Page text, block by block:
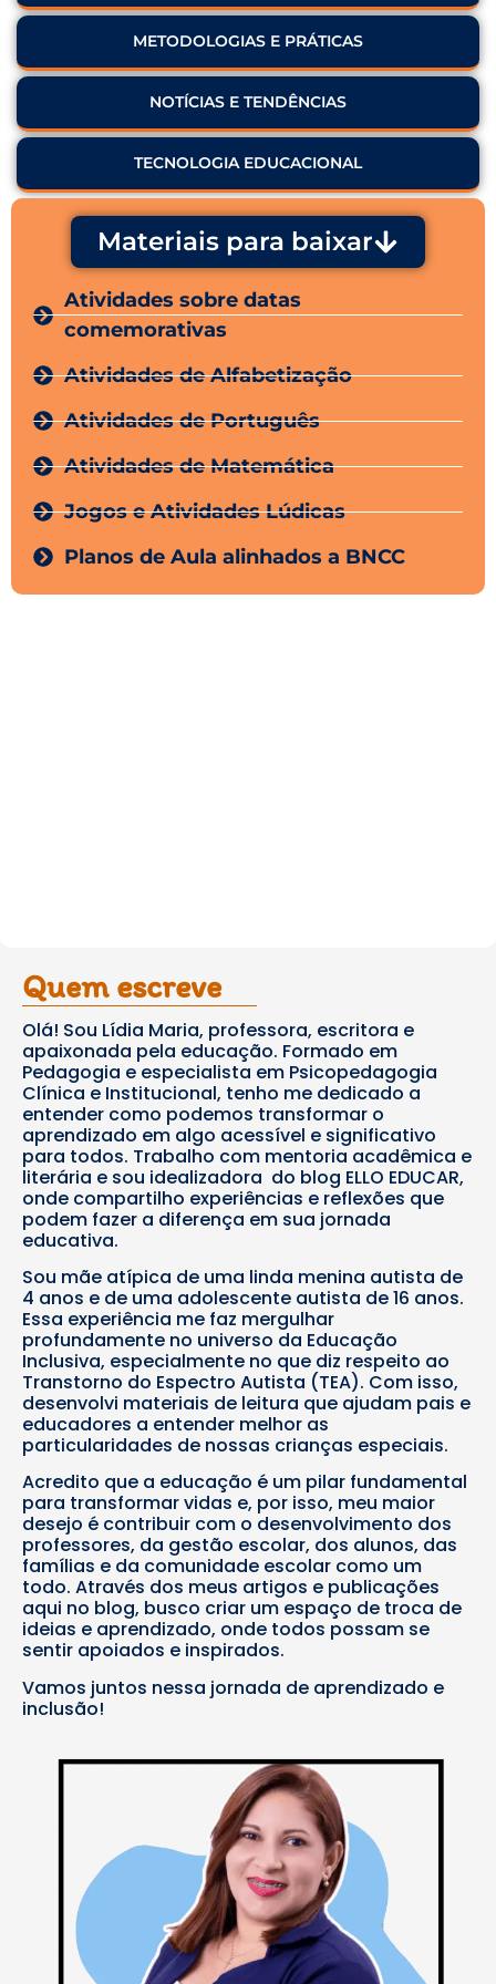
METODOLOGIAS E PRÁTICAS
NOTÍCIAS E TENDÊNCIAS
TECNOLOGIA EDUCACIONAL
Materiais para baixar
Atividades sobre datas
comemorativas
Atividades de Alfabetização
Atividades de Português
Atividades de Matemática
Jogos e Atividades Lúdicas
Planos de Aula alinhados a BNCC
Quem escreve
Olá! Sou Lídia Maria, professora, escritora e
apaixonada pela educação. Formado em
Pedagogia e especialista em Psicopedagogia
Clínica e Institucional, tenho me dedicado a
entender como podemos transformar o
aprendizado em algo acessível e significativo
para todos. Trabalho com mentoria acadêmica e
literária e sou idealizadora do blog ELLO EDUCAR,
onde compartilho experiências e reflexões que
podem fazer a diferença em sua jornada
educativa.
Sou mãe atípica de uma linda menina autista de
4 anos e de uma adolescente autista de 16 anos.
Essa experiência me faz mergulhar
profundamente no universo da Educação
Inclusiva, especialmente no que diz respeito ao
Transtorno do Espectro Autista (TEA). Com isso,
desenvolvi materiais de leitura que ajudam pais e
educadores a entender melhor as
particularidades de nossas crianças especiais.
Acredito que a educação é um pilar fundamental
para transformar vidas e, por isso, meu maior
desejo é contribuir com o desenvolvimento dos
professores, da gestão escolar, dos alunos, das
famílias e da comunidade escolar como um
todo. Através dos meus artigos e publicações
aqui no blog, busco criar um espaço de troca de
ideias e aprendizado, onde todos possam se
sentir apoiados e inspirados.
Vamos juntos nessa jornada de aprendizado e
inclusão!